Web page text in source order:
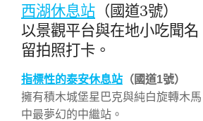
西湖休息站 （國道3號）
以景觀平台與在地小吃聞
留拍照打卡。
指標性的泰安休息站 （國道1號）
擁有積木城堡星巴克與純白旋轉木
中最夢幻的中繼站。